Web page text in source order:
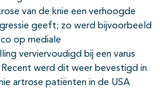
van de knie een verhoogde
geeft; zo werd bijvoorbeeld
op mediale
verviervoudigd bij een varus
Recent werd dit weer bevestigd in
artrose patiënten in de USA